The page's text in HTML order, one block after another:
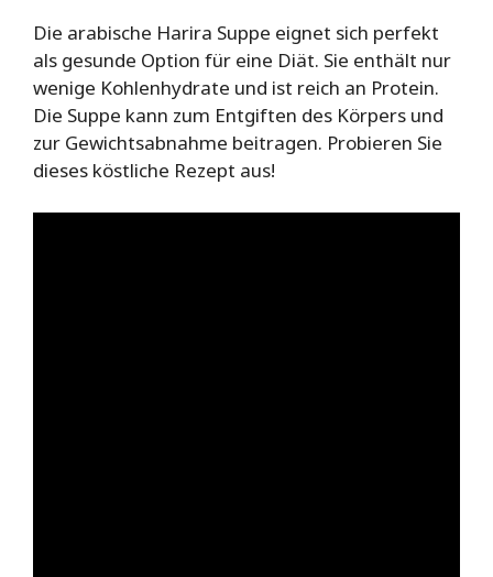
Die arabische Harira Suppe eignet sich perfekt
als gesunde Option für eine Diät. Sie enthält nur
wenige Kohlenhydrate und ist reich an Protein.
Die Suppe kann zum Entgiften des Körpers und
zur Gewichtsabnahme beitragen. Probieren Sie
dieses köstliche Rezept aus!